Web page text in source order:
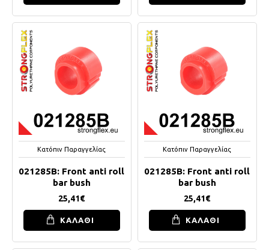
Κατόπιν Παραγγελίας
021285B: Front anti roll
bar bush
25,41€
ΚΑΛΑΘΙ
Κατόπιν Παραγγελίας
021285B: Front anti roll
bar bush
25,41€
ΚΑΛΑΘΙ